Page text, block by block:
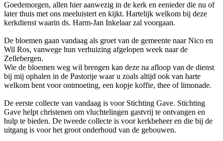
Goedemorgen, allen hier aanwezig in de kerk en eenieder die nu of
later thuis met ons meeluistert en kijkt. Hartelijk welkom bij deze
kerkdienst waarin ds. Harm-Jan Inkelaar zal voorgaan.
De bloemen gaan vandaag als groet van de gemeente naar Nico en
Wil Ros, vanwege hun verhuizing afgelopen week naar de
Zellebergen.
Wie de bloemen weg wil brengen kan deze na afloop van de dienst
bij mij ophalen in de Pastorije waar u zoals altijd ook van harte
welkom bent voor ontmoeting, een kopje koffie, thee of limonade.
De eerste collecte van vandaag is voor Stichting Gave. Stichting
Gave helpt christenen om vluchtelingen gastvrij te ontvangen en
hulp te bieden. De tweede collecte is voor kerkbeheer en die bij de
uitgang is voor het groot onderhoud van de gebouwen.